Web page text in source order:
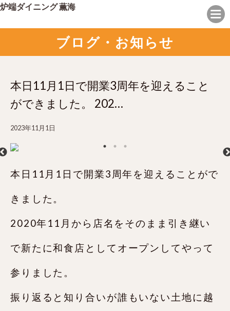
炉端ダイニング 薫海
ブログ・お知らせ
本日11月1日で開業3周年を迎えること
ができました。 202…
2023年11月1日
本日11月1日で開業3周年を迎えることがで
きました。
2020年11月から店名をそのまま引き継い
で新たに和食店としてオープンしてやって
参りました。
振り返ると知り合いが誰もいない土地に越